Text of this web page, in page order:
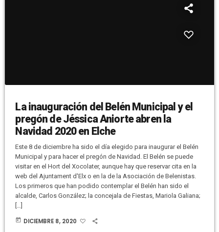
La inauguración del Belén Municipal y el
pregón de Jéssica Aniorte abren la
Navidad 2020 en Elche
Este 8 de diciembre ha sido el día elegido para inaugurar el Belén
Municipal y para hacer el pregón de Navidad. El Belén se puede
visitar en el Hort del Xocolater, aunque hay que reservar cita en la
web del Ajuntament d'Elx o en la de la Asociación de Belenistas.
Los primeros que han podido contemplar el Belén han sido el
alcalde, Carlos González; la concejala de Fiestas, Mariola Galiana;
[…]
today DICIEMBRE 8, 2020